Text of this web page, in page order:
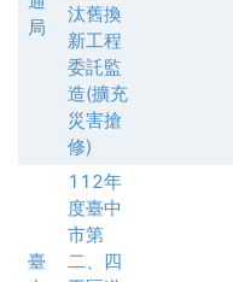
局
汰舊換
新工程
委託監
造(擴充
災害搶
修)
臺
112年
度臺中
市第
二、四